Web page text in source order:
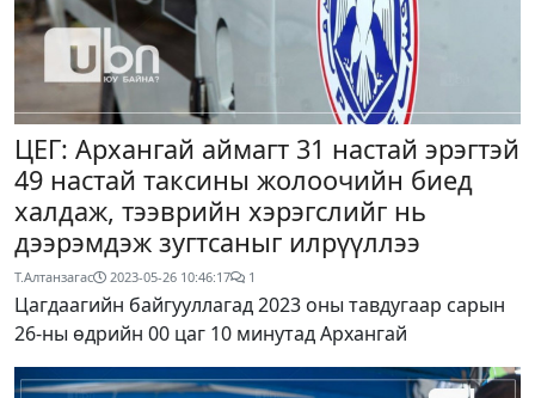
ЦЕГ: Архангай аймагт 31 настай эрэгтэй
49 настай таксины жолоочийн биед
халдаж, тээврийн хэрэгслийг нь
дээрэмдэж зугтсаныг илрүүллээ
Т.Алтанзагас 2023-05-26 10:46:17 1
Цагдаагийн байгууллагад 2023 оны тавдугаар сарын
26-ны өдрийн 00 цаг 10 минутад Архангай